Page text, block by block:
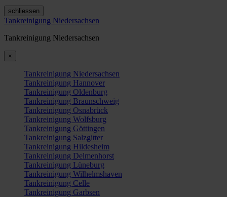
schliessen
Tankreinigung Niedersachsen
Tankreinigung Niedersachsen
×
Tankreinigung Niedersachsen
Tankreinigung Hannover
Tankreinigung Oldenburg
Tankreinigung Braunschweig
Tankreinigung Osnabrück
Tankreinigung Wolfsburg
Tankreinigung Göttingen
Tankreinigung Salzgitter
Tankreinigung Hildesheim
Tankreinigung Delmenhorst
Tankreinigung Lüneburg
Tankreinigung Wilhelmshaven
Tankreinigung Celle
Tankreinigung Garbsen